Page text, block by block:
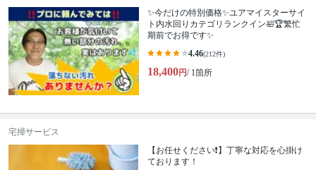
✨今だけの特別価格✨ユアマイスターサイ
ト内水回りカテゴリランクイン🛀🏆繁忙
期前でお得です✨
4.46(212件)
18,400円/ 1箇所
宅掃サービス
【お任せください❗️】丁寧な対応を心掛け
ております！